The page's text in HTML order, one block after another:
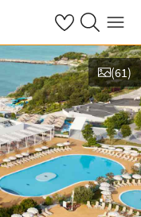
OmatHaku Valikko
(61)